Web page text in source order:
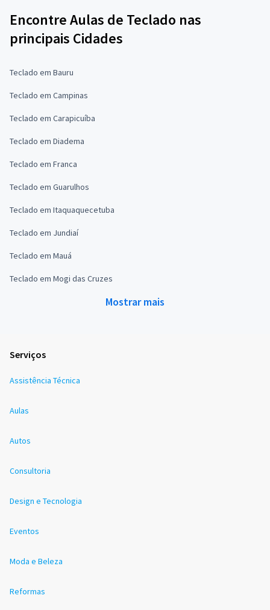
Encontre Aulas de Teclado nas
principais Cidades
Teclado em Bauru
Teclado em Campinas
Teclado em Carapicuíba
Teclado em Diadema
Teclado em Franca
Teclado em Guarulhos
Teclado em Itaquaquecetuba
Teclado em Jundiaí
Teclado em Mauá
Teclado em Mogi das Cruzes
Mostrar mais
Serviços
Assistência Técnica
Aulas
Autos
Consultoria
Design e Tecnologia
Eventos
Moda e Beleza
Reformas